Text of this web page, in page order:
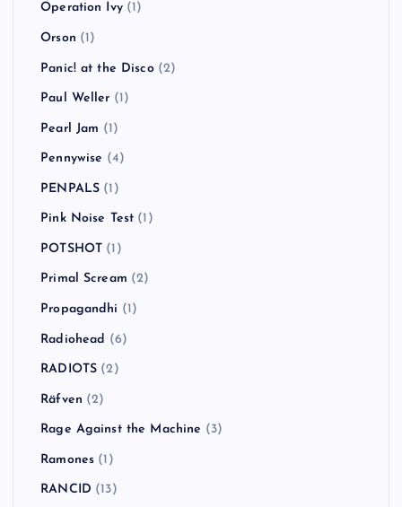
Operation Ivy(1)
Orson (1)
Panic! at the Disco(2)
Paul Weller (1)
Pearl Jam (1)
Pennywise (4)
PENPALS (1)
Pink Noise Test (1)
POTSHOT (1)
Primal Scream (2)
Propagandhi (1)
Radiohead (6)
RADIOTS (2)
Räfven (2)
Rage Against the Machine (3)
Ramones (1)
RANCID (13)